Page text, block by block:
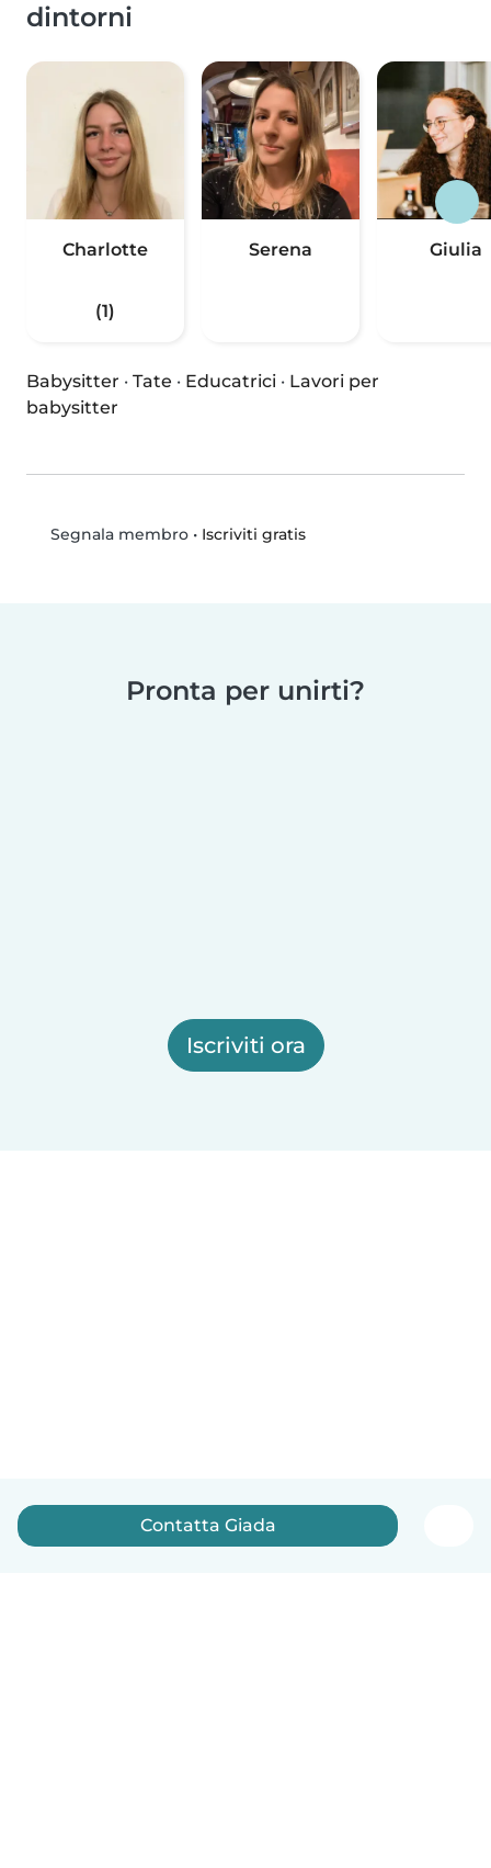
dintorni
Charlotte
(1)
Serena Giulia
Babysitter · Tate · Educatrici · Lavori per
babysitter
Segnala membro• Iscriviti gratis
Pronta per unirti?
Iscriviti ora
Contatta Giada